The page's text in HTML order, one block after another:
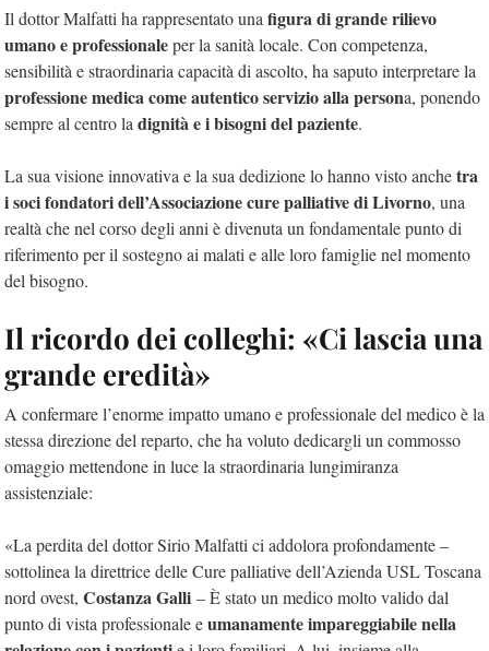
Il dottor Malfatti ha rappresentato unafigura di grande rilievo
umano e professionaleper la sanità locale. Con competenza,
sensibilità e straordinaria capacità di ascolto, ha saputo interpretare la
professione medica come autentico servizio alla persona, ponendo
sempre al centro ladignità e i bisogni del paziente.
La sua visione innovativa e la sua dedizione lo hanno visto anchetra
i soci fondatori dell’Associazione cure palliative di Livorno, una
realtà che nel corso degli anni è divenuta un fondamentale punto di
riferimento per il sostegno ai malati e alle loro famiglie nel momento
del bisogno.
Il ricordo dei colleghi: «Ci lascia una
grande eredità»
A confermare l’enorme impatto umano e professionale del medico è la
stessa direzione del reparto, che ha voluto dedicargli un commosso
omaggio mettendone in luce la straordinaria lungimiranza
assistenziale:
«La perdita del dottor Sirio Malfatti ci addolora profondamente –
sottolinea la direttrice delle Cure palliative dell’Azienda USL Toscana
nord ovest, Costanza Galli – È stato un medico molto valido dal
punto di vista professionale eumanamente impareggiabile nella